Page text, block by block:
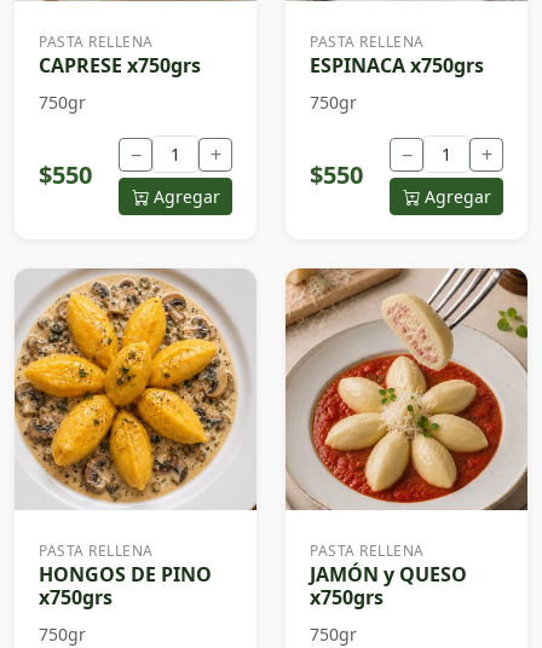
PASTA RELLENA
CAPRESE x750grs
750gr
$550
− +
Agregar
PASTA RELLENA
ESPINACA x750grs
750gr
$550
− +
Agregar
PASTA RELLENA
HONGOS DE PINO
x750grs
750gr
PASTA RELLENA
JAMÓN y QUESO
x750grs
750gr